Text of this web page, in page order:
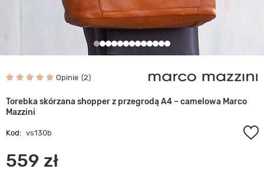
Opinie 2
Torebka skórzana shopper z przegrodą A4 – camelowa Marco
Mazzini
Kod: vs130b
559 zł